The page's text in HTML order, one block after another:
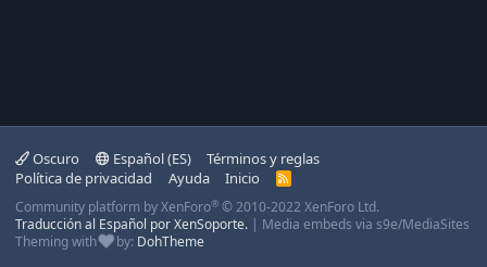
Oscuro Español (ES)
Términos y reglas
Política de privacidad
Ayuda Inicio
R
S
Community platform by XenForo® © 2010-2022 XenForo Ltd.
Traducción al Español por XenSoporte. | Media embeds via s9e/MediaSites
Theming with
by: DohTheme